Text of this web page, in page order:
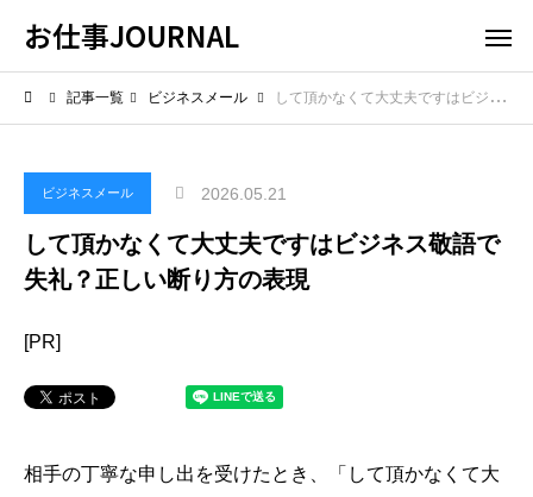
お仕事JOURNAL
記事一覧 ビジネスメール して頂かなくて大丈夫ですはビジネス敬語で失礼？正しい断り方の表現
ビジネスメール 2026.05.21
して頂かなくて大丈夫ですはビジネス敬語で
失礼？正しい断り方の表現
[PR]
相手の丁寧な申し出を受けたとき、「して頂かなくて大